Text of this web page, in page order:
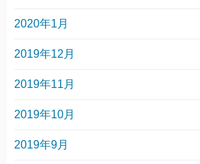
2020年1月
2019年12月
2019年11月
2019年10月
2019年9月